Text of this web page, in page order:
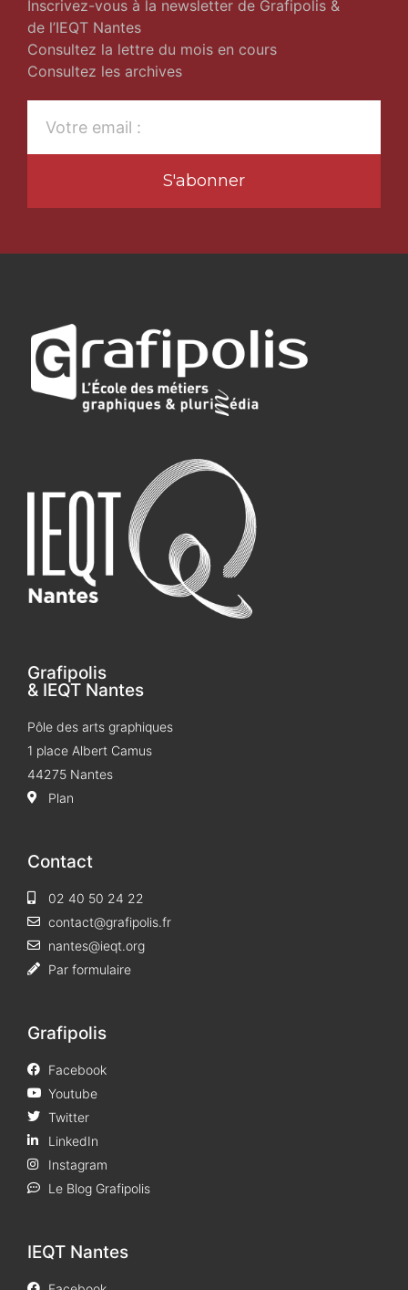
Inscrivez-vous à la newsletter de Grafipolis &
de l’IEQT Nantes
Consultez la lettre du mois en cours
Consultez les archives
S'abonner
Grafipolis
& IEQT Nantes
Pôle des arts graphiques
1 place Albert Camus
44275 Nantes
Plan
Contact
02 40 50 24 22
contact@grafipolis.fr
nantes@ieqt.org
Par formulaire
Grafipolis
Facebook
Youtube
Twitter
LinkedIn
Instagram
Le Blog Grafipolis
IEQT Nantes